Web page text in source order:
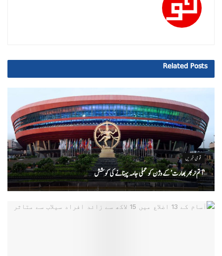
Related Posts
قومی خبریں
‘ آتم نربھر بھارت’ کے وژن کو عملی جامہ پہنانے کی کوشش